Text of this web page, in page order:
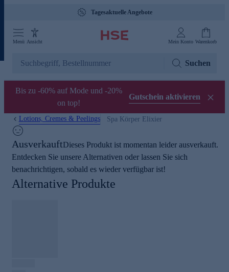
Tagesaktuelle Angebote
Menü Ansicht Mein Konto Warenkorb
Suchen
Bis zu -60% auf Mode und -20%
on top!
Gutschein aktivieren
Lotions, Cremes & Peelings Spa Körper Elixier
AusverkauftDieses Produkt ist momentan leider ausverkauft.
Entdecken Sie unsere Alternativen oder lassen Sie sich
benachrichtigen, sobald es wieder verfügbar ist!
Alternative Produkte